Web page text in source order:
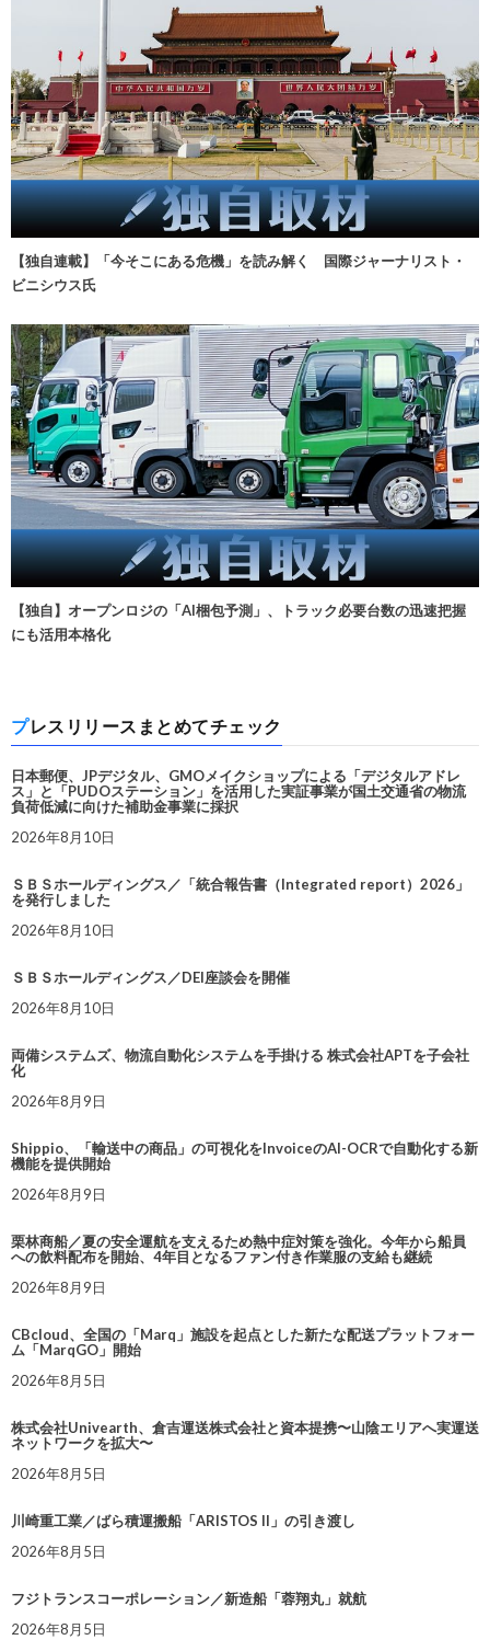
【独自連載】「今そこにある危機」を読み解く 国際ジャーナリスト・
ビニシウス氏
【独自】オープンロジの「AI梱包予測」、トラック必要台数の迅速把握
にも活用本格化
プレスリリースまとめてチェック
日本郵便、JPデジタル、GMOメイクショップによる「デジタルアドレ
ス」と「PUDOステーション」を活用した実証事業が国土交通省の物流
負荷低減に向けた補助金事業に採択
2026年8月10日
ＳＢＳホールディングス／「統合報告書（Integrated report）2026」
を発行しました
2026年8月10日
ＳＢＳホールディングス／DEI座談会を開催
2026年8月10日
両備システムズ、物流自動化システムを手掛ける 株式会社APTを子会社
化
2026年8月9日
Shippio、「輸送中の商品」の可視化をInvoiceのAI-OCRで自動化する新
機能を提供開始
2026年8月9日
栗林商船／夏の安全運航を支えるため熱中症対策を強化。今年から船員
への飲料配布を開始、4年目となるファン付き作業服の支給も継続
2026年8月9日
CBcloud、全国の「Marq」施設を起点とした新たな配送プラットフォー
ム「MarqGO」開始
2026年8月5日
株式会社Univearth、倉吉運送株式会社と資本提携〜山陰エリアへ実運送
ネットワークを拡大〜
2026年8月5日
川崎重工業／ばら積運搬船「ARISTOS II」の引き渡し
2026年8月5日
フジトランスコーポレーション／新造船「蓉翔丸」就航
2026年8月5日